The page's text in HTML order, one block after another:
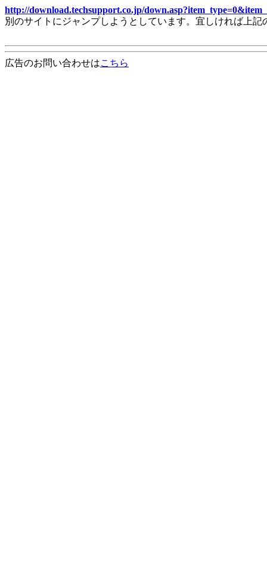
http://download.techsupport.co.jp/
別のサイトにジャンプしようとしています。宜しければ上
広告のお問い合わせはこちら